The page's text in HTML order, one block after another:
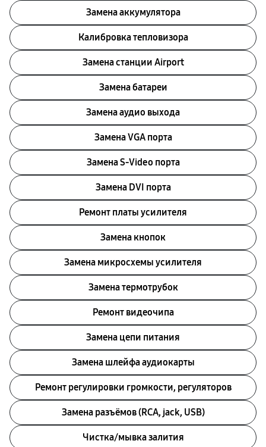
Замена аккумулятора
Калибровка тепловизора
Замена станции Airport
Замена батареи
Замена аудио выхода
Замена VGA порта
Замена S-Video порта
Замена DVI порта
Ремонт платы усилителя
Замена кнопок
Замена микросхемы усилителя
Замена термотрубок
Ремонт видеочипа
Замена цепи питания
Замена шлейфа аудиокарты
Ремонт регулировки громкости, регуляторов
Замена разъёмов (RCA, jack, USB)
Чистка/мывка залития